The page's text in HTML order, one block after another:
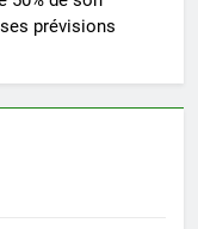
prévisions